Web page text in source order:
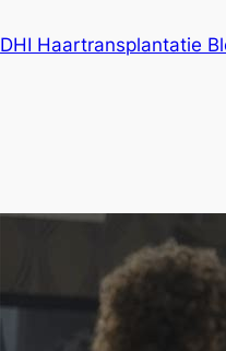
DHI Haartransplantatie